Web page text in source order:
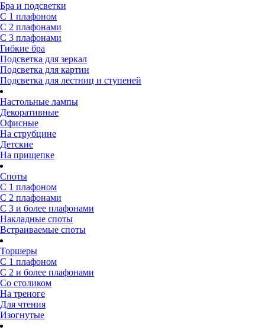
Бра и подсветки
С 1 плафоном
С 2 плафонами
С 3 плафонами
Гибкие бра
Подсветка для зеркал
Подсветка для картин
Подсветка для лестниц и ступеней
Настольные лампы
Декоративные
Офисные
На струбцине
Детские
На прищепке
Споты
С 1 плафоном
С 2 плафонами
С 3 и более плафонами
Накладные споты
Встраиваемые споты
Торшеры
С 1 плафоном
С 2 и более плафонами
Со столиком
На треноге
Для чтения
Изогнутые